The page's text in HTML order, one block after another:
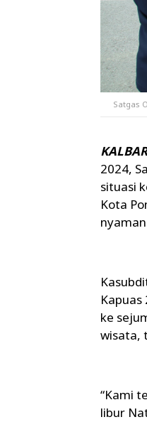
Satgas
2024,
situasi
Kota
ke
wisata,
“Kami
libur